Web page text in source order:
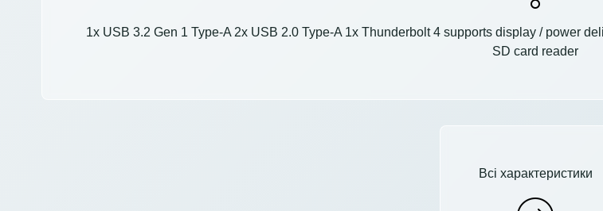
1x USB 3.2 Gen 1 Type-A 2x USB 2.0 Type-A 1x Thunderbolt 4 supports display / power
SD card reader
Всі характеристики